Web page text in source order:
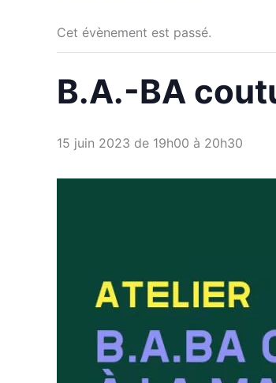
Cet évènement est passé.
B.A.-BA
15 juin 2023 de 19h00 à 20h30